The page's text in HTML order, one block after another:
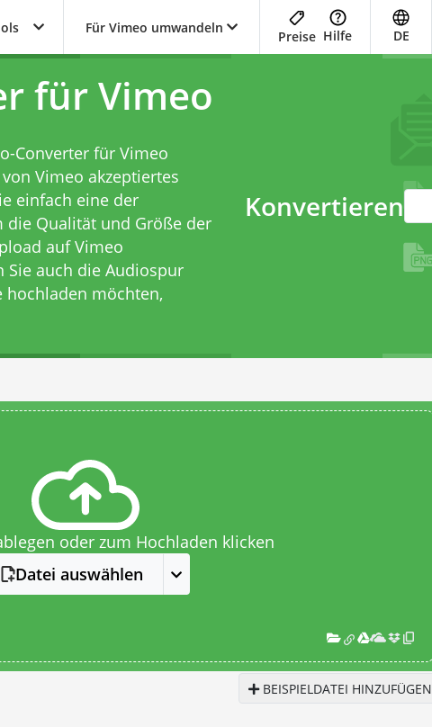
Für Vimeo umwandeln
Preise Hilfe DE
für Vimeo
Converter für Vimeo
Vimeo akzeptiertes
einfach eine der
Qualität und Größe der
auf Vimeo
auch die Audiospur
hochladen möchten,
Konvertieren
oder zum Hochladen klicken
Datei auswählen
BEISPIELDATEI HINZUFÜGEN